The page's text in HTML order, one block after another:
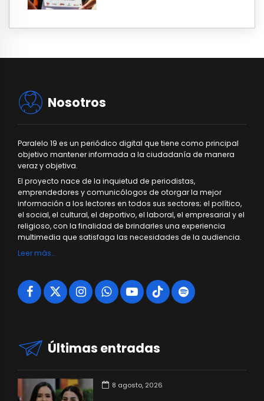
Nosotros
Paralelo 19 es un periódico digital que tiene como principal
objetivo mantener informada a la ciudadanía de manera
veraz y objetiva.
El proyecto nace de la inquietud de periodistas,
emprendedores y comunicólogos de otorgar la mejor
información a los lectores en todos sus sectores; el político,
el social, el cultural, el deportivo, el laboral, el empresarial y el
religioso, con la finalidad de brindarles una experiencia
multimedia que satisfaga las necesidades de la audiencia.
Leer más…
Últimas entradas
8 agosto, 2026